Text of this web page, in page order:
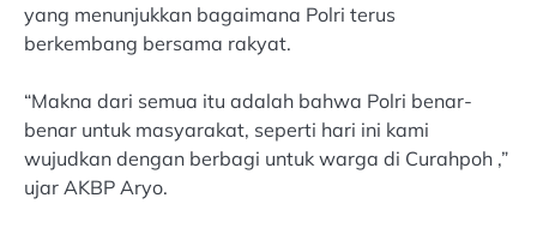
yang menunjukkan bagaimana Polri terus
berkembang bersama rakyat.
“Makna dari semua itu adalah bahwa Polri benar-
benar untuk masyarakat, seperti hari ini kami
wujudkan dengan berbagi untuk warga di Curahpoh ,”
ujar AKBP Aryo.